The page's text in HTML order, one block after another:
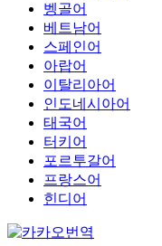
벵골어
베트남어
스페인어
아랍어
이탈리아어
인도네시아어
태국어
터키어
포르투갈어
프랑스어
힌디어